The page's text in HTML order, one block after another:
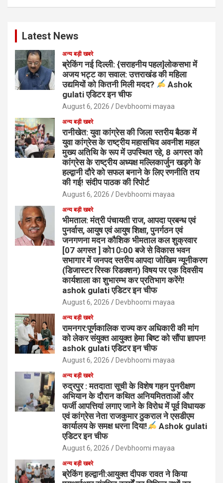
Latest News
अन्य बड़ी खबरे
ब्रेकिंग नई दिल्ली: {सराहनीय पहल]लोकसभा में
अजय भट्ट का सवाल: उत्तराखंड की महिला
उद्यमियों को कितनी मिली मदद?
Ashok
gulati एडिटर इन चीफ
August 6, 2026 Devbhoomi mayaa
अन्य बड़ी खबरे
रानीखेत: युवा कांग्रेस की जिला स्तरीय बैठक में
युवा कांग्रेस के राष्ट्रीय महासचिव अवनीश महल
मुख्य अतिथि के रूप में उपस्थित रहे, 8 अगस्त को
कांग्रेस के राष्ट्रीय अध्यक्ष मल्लिकार्जुन खड़गे के
हल्द्वानी दौरे को सफल बनाने के लिए रणनीति तय
की गई! संदीप पाठक की रिपोर्ट
August 6, 2026 Devbhoomi mayaa
अन्य बड़ी खबरे
भीमताल: मंत्री पंचायती राज, आपदा प्रबन्ध एवं
पुनर्वास, आयुष एवं आयुष शिक्षा, पुनर्गठन एवं
जनगणना मदन कौशिक भीमताल कल शुक्रवार
[07 अगस्त ] को10ः00 बजे से विकास भवन
सभागार में जनपद स्तरीय आपदा जोखिम न्यूनीकरण
(डिजास्टर रिस्क रिडक्शन) विषय पर एक दिवसीय
कार्यशाला का शुभारम्भ कर प्रतिभाग करेंगे!
ashok gulati एडिटर इन चीफ
August 6, 2026 Devbhoomi mayaa
अन्य बड़ी खबरे
रामनगर:पूर्णकालिक राज्य कर अधिकारी की मांग
को लेकर संयुक्त आयुक्त हेमा बिष्ट को सौंपा ज्ञापन!
ashok gulati एडिटर इन चीफ
August 6, 2026 Devbhoomi mayaa
अन्य बड़ी खबरे
रुद्रपुर : मतदाता सूची के विशेष गहन पुनरीक्षण
अभियान के दौरान कथित अनियमितताओं और
फर्जी आपत्तियां लगाए जाने के विरोध में पूर्व विधायक
एवं कांग्रेस नेता राजकुमार ठुकराल ने एसडीएम
कार्यालय के समक्ष धरना दिया!
Ashok gulati
एडिटर इन चीफ
August 6, 2026 Devbhoomi mayaa
अन्य बड़ी खबरे
ब्रेकिंग हल्द्वानी:आयुक्त दीपक रावत ने किया